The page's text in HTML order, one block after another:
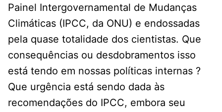
Painel Intergovernamental de Mudanças
Climáticas (IPCC, da ONU) e endossadas
pela quase totalidade dos cientistas. Que
consequências ou desdobramentos isso
está tendo em nossas políticas internas ?
Que urgência está sendo dada às
recomendações do IPCC, embora seu